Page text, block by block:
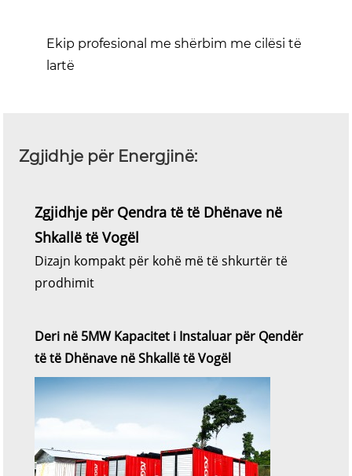
Ekip profesional me shërbim me cilësi të
lartë
Zgjidhje për Energjinë:
Zgjidhje për Qendra të të Dhënave në
Shkallë të Vogël
Dizajn kompakt për kohë më të shkurtër të
prodhimit
Deri në 5MW Kapacitet i Instaluar për Qendër
të të Dhënave në Shkallë të Vogël